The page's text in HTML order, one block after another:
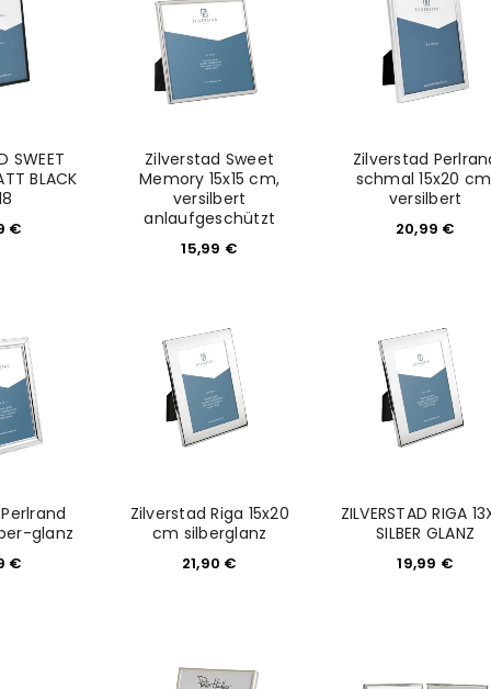
SWEET
BLACK
€
Zilverstad Sweet
Memory 15x15 cm,
versilbert
anlaufgeschützt
15,99 €
Zilverstad
schmal 15x20
versilbert
20,99 €
glanz
€
Zilverstad Riga 15x20
cm silberglanz
21,90 €
ZILVERSTAD RIGA
SILBER GLANZ
19,99 €